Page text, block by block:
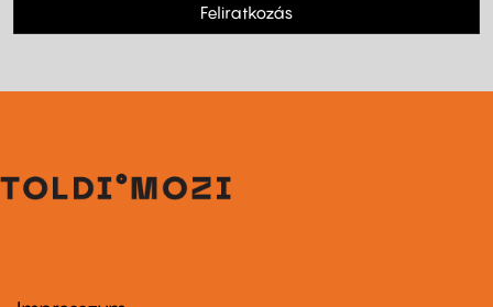
Feliratkozás